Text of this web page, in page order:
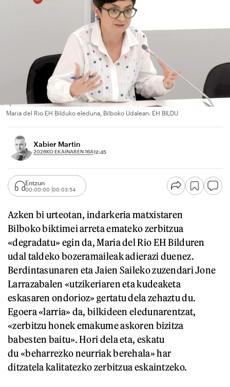
Maria del Rio EH Bilduko eleduna, Bilboko Udalean. EH BILDU
Xabier Martin
2026KO EKAINAREN 16A12:45
Entzun
00:00:00 00:03:54
Azken bi urteotan, indarkeria matxistaren
Bilboko biktimei arreta emateko zerbitzua
«degradatu» egin da, Maria del Rio EH Bilduren
udal taldeko bozeramaileak adierazi duenez.
Berdintasunaren eta Jaien Saileko zuzendari Jone
Larrazabalen «utzikeriaren eta kudeaketa
eskasaren ondorioz» gertatu dela zehaztu du.
Egoera «larria» da, bilkideen eledunarentzat,
«zerbitzu honek emakume askoren bizitza
babesten baitu». Hori dela eta, eskatu
du «beharrezko neurriak berehala» har
ditzatela kalitatezko zerbitzua eskaintzeko.